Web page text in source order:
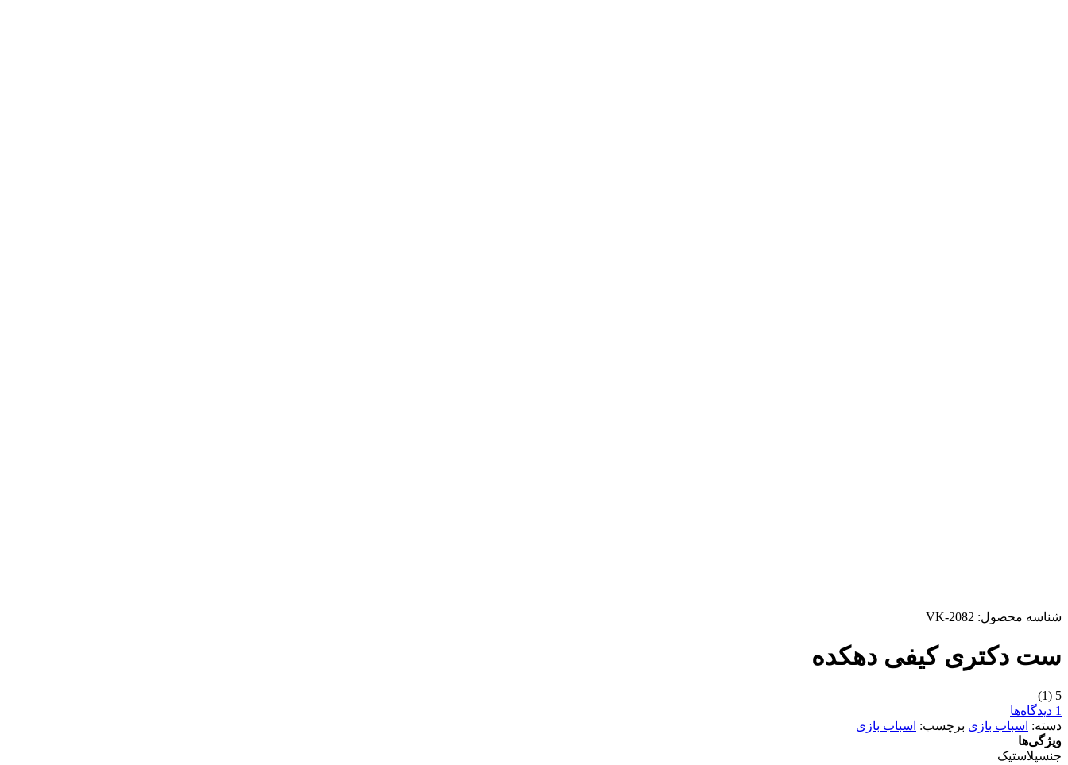
شناسه محصول: VK-2082
ست دکتری کیفی دهکده
5
(1)
1 دیدگاه‌ها
دسته: اسباب بازی برچسب: اسباب بازی
ویژگی‌ها
جنسپلاستیک